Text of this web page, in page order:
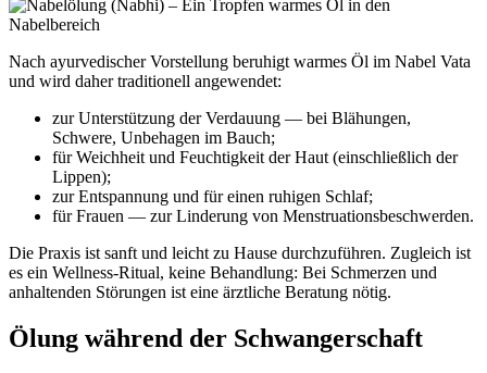
Nach ayurvedischer Vorstellung beruhigt warmes Öl im Nabel Vata
und wird daher traditionell angewendet:
zur Unterstützung der Verdauung — bei Blähungen,
Schwere, Unbehagen im Bauch;
für Weichheit und Feuchtigkeit der Haut (einschließlich der
Lippen);
zur Entspannung und für einen ruhigen Schlaf;
für Frauen — zur Linderung von Menstruationsbeschwerden.
Die Praxis ist sanft und leicht zu Hause durchzuführen. Zugleich ist
es ein Wellness-Ritual, keine Behandlung: Bei Schmerzen und
anhaltenden Störungen ist eine ärztliche Beratung nötig.
Ölung während der Schwangerschaft